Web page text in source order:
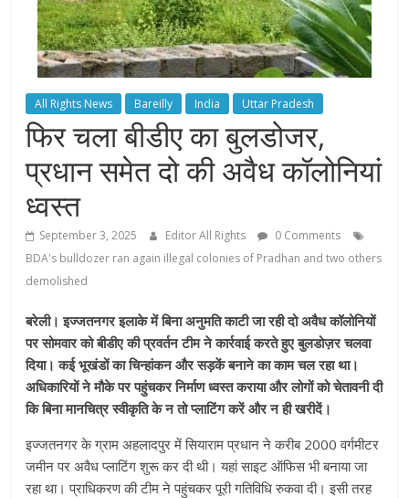
All Rights News Bareilly India Uttar Pradesh
फिर चला बीडीए का बुलडोजर,
प्रधान समेत दो की अवैध कॉलोनियां
ध्वस्त
September 3, 2025 Editor All Rights
0 Comments
BDA's bulldozer ran again illegal colonies of Pradhan and two others
demolished
बरेली। इज्जतनगर इलाके में बिना अनुमति काटी जा रही दो अवैध कॉलोनियों
पर सोमवार को बीडीए की प्रवर्तन टीम ने कार्रवाई करते हुए बुलडोज़र चलवा
दिया। कई भूखंडों का चिन्हांकन और सड़कें बनाने का काम चल रहा था।
अधिकारियों ने मौके पर पहुंचकर निर्माण ध्वस्त कराया और लोगों को चेतावनी दी
कि बिना मानचित्र स्वीकृति के न तो प्लाटिंग करें और न ही खरीदें।
इज्जतनगर के ग्राम अहलादपुर में सियाराम प्रधान ने करीब 2000 वर्गमीटर
जमीन पर अवैध प्लाटिंग शुरू कर दी थी। यहां साइट ऑफिस भी बनाया जा
रहा था। प्राधिकरण की टीम ने पहुंचकर पूरी गतिविधि रुकवा दी। इसी तरह